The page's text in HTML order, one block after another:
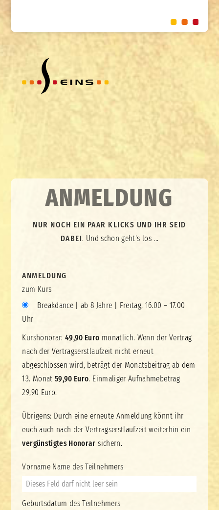
ANMELDUNG
NUR NOCH EIN PAAR KLICKS UND IHR SEID
DABEI . Und schon geht's los ...
ANMELDUNG
zum Kurs
Breakdance | ab 8 Jahre | Freitag, 16.00 – 17.00
Uhr
Kurshonorar:49,90 Euro monatlich. Wenn der Vertrag
nach der Vertragserstlaufzeit nicht erneut
abgeschlossen wird, beträgt der Monatsbeitrag ab dem
13. Monat 59,90 Euro. Einmaliger Aufnahmebetrag
29,90 Euro.
Übrigens: Durch eine erneute Anmeldung könnt ihr
euch auch nach der Vertragserstlaufzeit weiterhin ein
vergünstigtes Honorar sichern.
Vorname Name des Teilnehmers
Geburtsdatum des Teilnehmers